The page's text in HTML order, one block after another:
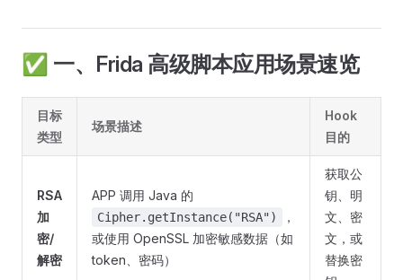
✅ 一、Frida 高级脚本应用场景速览
目标
类型
场景描述
Hook
目的
RSA
加
密/
解密
APP 调用 Java 的
Cipher.getInstance("RSA")
，
或使用 OpenSSL 加密敏感数据（如
token、密码）
获取公
钥、明
文、密
文，或
替换密